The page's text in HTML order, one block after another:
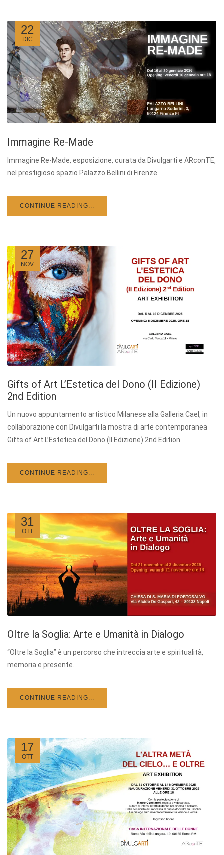
22
DIC
Immagine Re-Made
Immagine Re-Made, esposizione, curata da Divulgarti e ARconTE,
nel prestigioso spazio Palazzo Bellini di Firenze.
CONTINUE READING...
27
NOV
Gifts of Art L’Estetica del Dono (II Edizione)
2nd Edition
Un nuovo appuntamento artistico Milanese alla Galleria Cael, in
collaborazione con Divulgarti la mostra di arte contemporanea
Gifts of Art L’Estetica del Dono (II Edizione) 2nd Edition.
CONTINUE READING...
31
OTT
Oltre la Soglia: Arte e Umanità in Dialogo
“Oltre la Soglia” è un percorso che intreccia arte e spiritualità,
memoria e presente.
CONTINUE READING...
17
OTT